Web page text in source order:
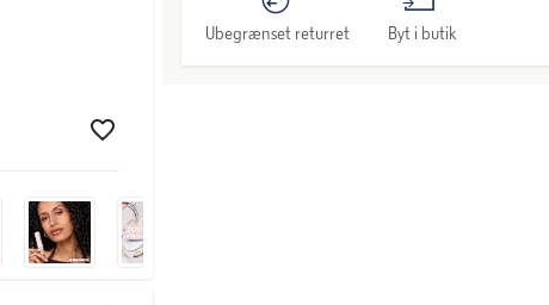
Ubegrænset returret Byt i butik